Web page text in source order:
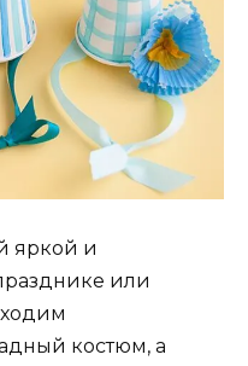
яркой и
или
костюм, а